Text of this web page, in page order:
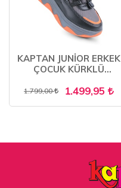
KAPTAN JUNİOR ERKEK
ÇOCUK KÜRKLÜ
BOT KAR BOTU
1.799,00 1.499,95